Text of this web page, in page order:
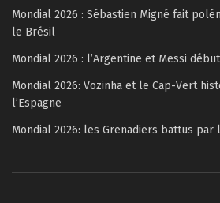
Mondial 2026 : Sébastien Migné fait
le Brésil
Mondial 2026 : l’Argentine et Messi
Mondial 2026: Vozinha et le Cap-Vert
l’Espagne
Mondial 2026: les Grenadiers battus par